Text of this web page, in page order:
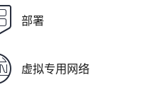
部署
虚拟专用网络